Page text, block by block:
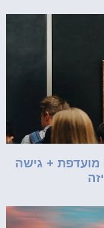
מועדפת + גישה